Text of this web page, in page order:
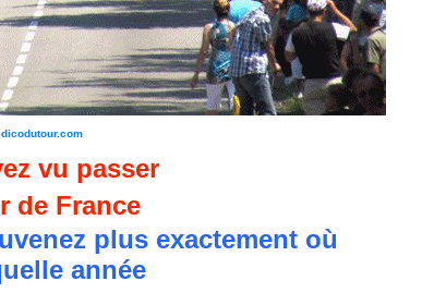
vu passer
de France
plus exactement où
année